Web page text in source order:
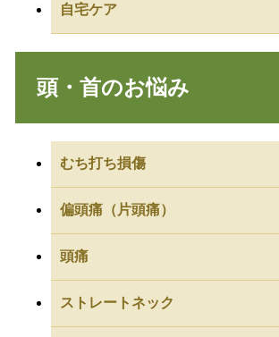
自宅ケア
頭・首のお悩み
むち打ち損傷
偏頭痛（片頭痛）
頭痛
ストレートネック